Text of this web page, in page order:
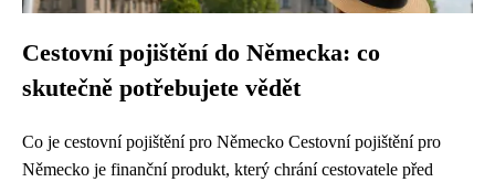
Cestovní pojištění do Německa: co
skutečně potřebujete vědět
Co je cestovní pojištění pro Německo Cestovní pojištění pro
Německo je finanční produkt, který chrání cestovatele před